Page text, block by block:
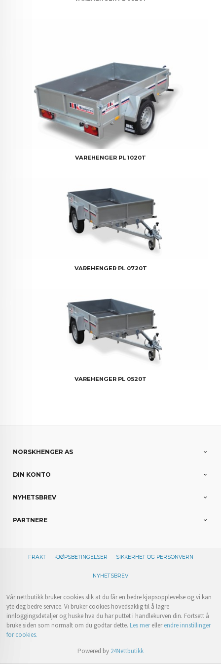
VAREHENGER PL 1020T
VAREHENGER PL 0720T
VAREHENGER PL 0520T
NORSKHENGER AS
DIN KONTO
NYHETSBREV
PARTNERE
FRAKT KJØPSBETINGELSER SIKKERHET OG PERSONVERN
NYHETSBREV
Vår nettbutikk bruker cookies slik at du får en bedre kjøpsopplevelse og vi kan
yte deg bedre service. Vi bruker cookies hovedsaklig til å lagre
innloggingsdetaljer og huske hva du har puttet i handlekurven din. Fortsett å
bruke siden som normalt om du godtar dette. Les merellerendre innstillinger
for cookies.
Powered by 24Nettbutikk